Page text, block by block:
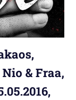
& Fraa,